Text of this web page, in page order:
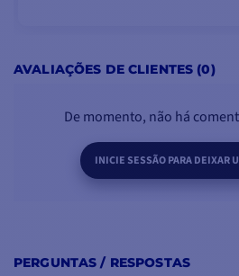
AVALIAÇÕES DE CLIENTES (0)
De momento, não há
INICIE SESSÃO PARA DEIXAR
PERGUNTAS / RESPOSTAS